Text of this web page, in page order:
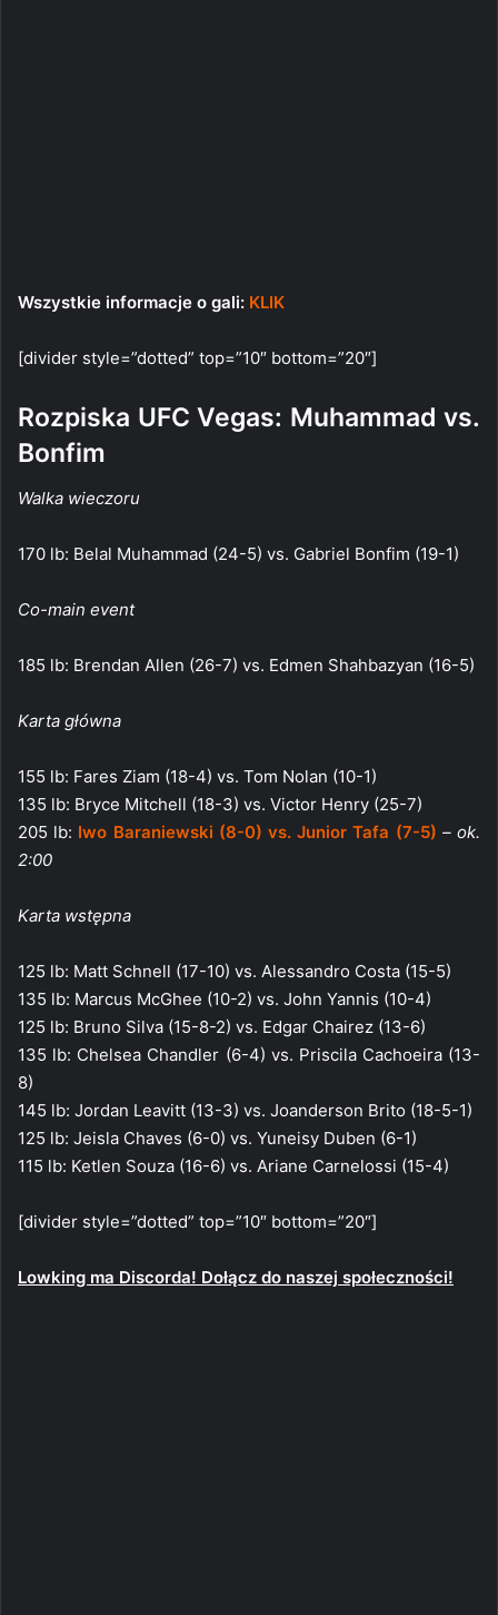
Wszystkie informacje o gali: KLIK
[divider style=”dotted” top=”10″ bottom=”20″]
Rozpiska UFC Vegas: Muhammad vs.
Bonfim
Walka wieczoru
170 lb: Belal Muhammad (24-5) vs. Gabriel Bonfim (19-1)
Co-main event
185 lb: Brendan Allen (26-7) vs. Edmen Shahbazyan (16-5)
Karta główna
155 lb: Fares Ziam (18-4) vs. Tom Nolan (10-1)
135 lb: Bryce Mitchell (18-3) vs. Victor Henry (25-7)
205 lb: Iwo Baraniewski (8-0) vs. Junior Tafa (7-5) – ok.
2:00
Karta wstępna
125 lb: Matt Schnell (17-10) vs. Alessandro Costa (15-5)
135 lb: Marcus McGhee (10-2) vs. John Yannis (10-4)
125 lb: Bruno Silva (15-8-2) vs. Edgar Chairez (13-6)
135 lb: Chelsea Chandler (6-4) vs. Priscila Cachoeira (13-
8)
145 lb: Jordan Leavitt (13-3) vs. Joanderson Brito (18-5-1)
125 lb: Jeisla Chaves (6-0) vs. Yuneisy Duben (6-1)
115 lb: Ketlen Souza (16-6) vs. Ariane Carnelossi (15-4)
[divider style=”dotted” top=”10″ bottom=”20″]
Lowking ma Discorda! Dołącz do naszej społeczności!